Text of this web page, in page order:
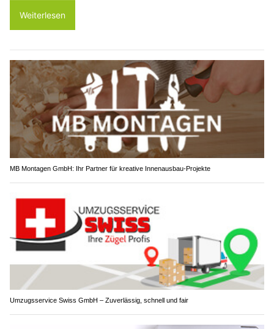
Weiterlesen
MB Montagen GmbH: Ihr Partner für kreative Innenausbau-Projekte
Umzugsservice Swiss GmbH – Zuverlässig, schnell und fair